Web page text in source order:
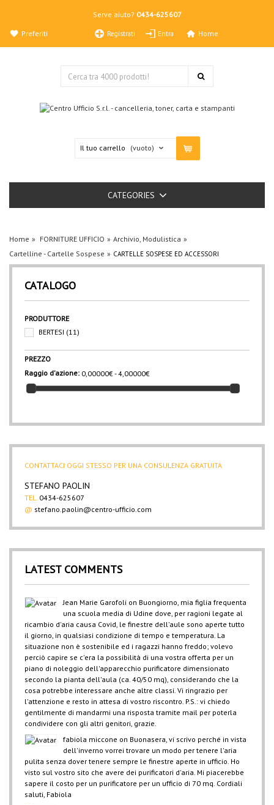
Serve aiuto? 0434-625607
Registrati Entra
Preferiti Home
Il tuo carrello (vuoto)
CATEGORIES
Home FORNITURE UFFICIO
Archivio, Modulistica
Cartelline - Cartelle Sospese
CARTELLE SOSPESE ED ACCESSORI
CATALOGO
PRODUTTORE
BERTESI (11)
PREZZO
Raggio d'azione: 0,00000€ - 4,00000€
CONTATTACI OGGI STESSO PER UNA CONSULENZA GRATUITA
STEFANO PAOLIN
TEL. 0434-625607
@ stefano.paolin@centro-ufficio.com
LATEST COMMENTS
Jean Marie Garofoli on Buongiorno, mia figlia frequenta
una scuola media di Udine dove, per ragioni legate al
ricambio d'aria causa Covid, le finestre dell'aule sono aperte tutto
il giorno, in qualsiasi condizione di tempo e temperatura. La
situazione non è sostenibile ed i ragazzi hanno freddo; volevo
perciò capire se c'era la possibilità di una vostra offerta per un
piano di noleggio dell'apparecchio purificatore dimensionato
secondo la pianta dell'aula (ca. 40/50 mq), considerando che la
cosa potrebbe interessare anche altre classi. Vi ringrazio per
l'attenzione e resto in attesa di vostro riscontro. P.S.: vi chiedo
gentilmente di mandarmi una risposta tramite mail per poterla
condividere con gli altri genitori, grazie.
fabiola miccone on Buonasera, vi scrivo perché in vista
dell'inverno vorrei trovare un modo per tenere l'aria
pulita senza dover tenere sempre le finestre aperte in ufficio. Ho
visto sul vostro sito che avere dei purificatori d'aria. Mi piacerebbe
sapere il costo per un purificatore per un ufficio di 70 mq. Cordiali
saluti, Fabiola